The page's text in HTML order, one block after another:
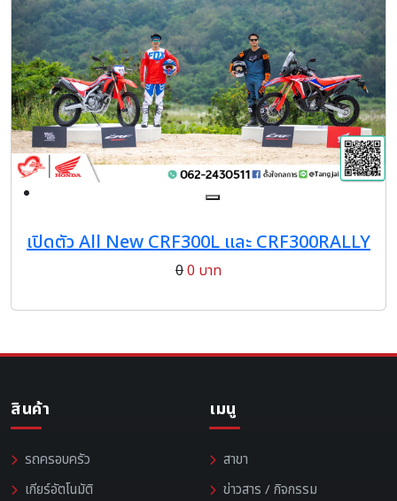
เปิดตัว All New CRF300L และ CRF300RALLY
00 บาท
สินค้า
รถครอบครัว
เกียร์อัตโนมัติ
เมนู
สาขา
ข่าวสาร / กิจกรรม